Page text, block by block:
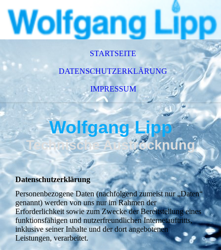
STARTSEITE
DATENSCHUTZERKLÄRUNG
IMPRESSUM
Wolfgang Lipp
Technische Austrocknung
Datenschutzerklärung
Personenbezogene Daten (nachfolgend zumeist nur „Daten“
genannt) werden von uns nur im Rahmen der
Erforderlichkeit sowie zum Zwecke der Bereitstellung eines
funktionsfähigen und nutzerfreundlichen Internetauftritts,
inklusive seiner Inhalte und der dort angebotenen
Leistungen, verarbeitet.